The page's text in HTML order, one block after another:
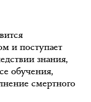
и поступает
знания,
обучения,
смертного